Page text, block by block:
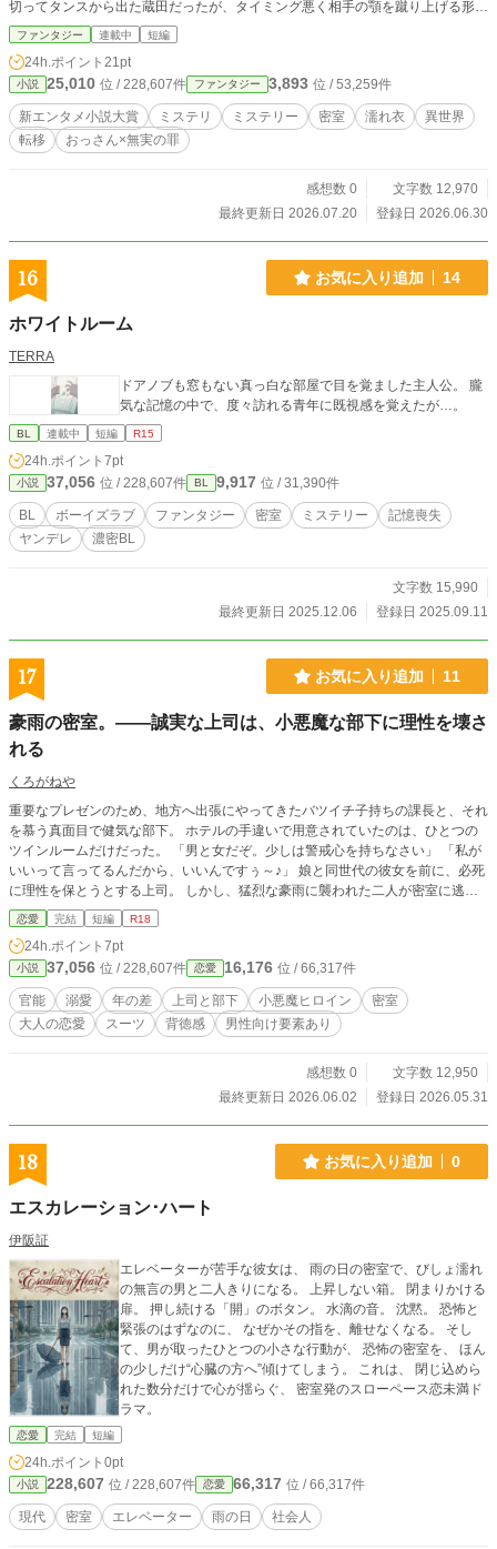
切ってタンスから出た蔵田だったが、タイミング悪く相手の顎を蹴り上げる形に
なり、たちまち捕らえられてしまうのだった。
ファンタジー 連載中 短編
24h.ポイント 21pt
小説 25,010 位 / 228,607件 ファンタジー 3,893 位 / 53,259件
新エンタメ小説大賞 ミステリ ミステリー 密室 濡れ衣
異世界
転移
おっさん×無実の罪
感想数 0
文字数 12,970
最終更新日 2026.07.20
登録日 2026.06.30
16 お気に入り追加 14
ホワイトルーム
TERRA
ドアノブも窓もない真っ白な部屋で目を覚ました主人公。 朧
気な記憶の中で、度々訪れる青年に既視感を覚えたが…。
BL 連載中 短編 R15
24h.ポイント 7pt
小説 37,056 位 / 228,607件 BL 9,917 位 / 31,390件
BL ボーイズラブ ファンタジー 密室 ミステリー
記憶喪失
ヤンデレ
濃密BL
文字数 15,990
最終更新日 2025.12.06
登録日 2025.09.11
17 お気に入り追加 11
豪雨の密室。――誠実な上司は、小悪魔な部下に理性を壊さ
れる
くろがねや
重要なプレゼンのため、地方へ出張にやってきたバツイチ子持ちの課長と、それ
を慕う真面目で健気な部下。 ホテルの手違いで用意されていたのは、ひとつの
ツインルームだけだった。 ​「男と女だぞ。少しは警戒心を持ちなさい」 「私が
いいって言ってるんだから、いいんですぅ～♪」 ​娘と同世代の彼女を前に、必死
に理性を保とうとする上司。 しかし、猛烈な豪雨に襲われた二人が密室に逃げ
込むと、雨に濡れた彼女のブラウスの向こうに、妖艶な黒いレースの下着が浮か
び上がり――。 ​「娘相手に、欲情してるんですか？」 ​少女の無防備な小悪魔の
挑発に、男としての本能が狂い咲く。 衣服を穿いたまま捲り上げられるスカー
ト、最奥を穿つ手加減抜きの蹂躙、朝まで続く饗宴――。 嵐が去った翌朝、い
つも通りの「優秀な上司と若手部下」に戻った二人のオフィスで、彼女が送った
『誰も知らない秘密の合図』とは――。 ​誠実な大人の理性が、若い肉体の魔力
に完膚なきまで屈服させられていく、背徳の年の差官能小説。(全5話完結)
恋愛 完結 短編 R18
24h.ポイント 7pt
小説 37,056 位 / 228,607件 恋愛 16,176 位 / 66,317件
官能 溺愛 年の差 上司と部下 小悪魔ヒロイン
密室
大人の恋愛
スーツ 背徳感 男性向け要素あり
感想数 0
文字数 12,950
最終更新日 2026.06.02
登録日 2026.05.31
18 お気に入り追加 0
エスカレーション･ハート
伊阪証
エレベーターが苦手な彼女は、 雨の日の密室で、びしょ濡れ
の無言の男と二人きりになる。 上昇しない箱。 閉まりかける
扉。 押し続ける「開」のボタン。 水滴の音。 沈黙。 恐怖と
緊張のはずなのに、 なぜかその指を、離せなくなる。 そし
て、男が取ったひとつの小さな行動が、 恐怖の密室を、 ほん
の少しだけ“心臓の方へ”傾けてしまう。 これは、 閉じ込めら
れた数分だけで心が揺らぐ、 密室発のスローペース恋未満ド
ラマ。
恋愛 完結 短編
24h.ポイント 0pt
小説 228,607 位 / 228,607件 恋愛 66,317 位 / 66,317件
現代 密室 エレベーター 雨の日 社会人